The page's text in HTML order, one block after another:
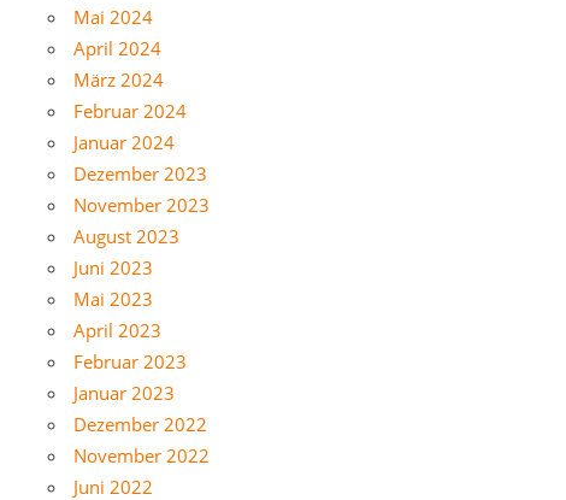
Mai 2024
April 2024
März 2024
Februar 2024
Januar 2024
Dezember 2023
November 2023
August 2023
Juni 2023
Mai 2023
April 2023
Februar 2023
Januar 2023
Dezember 2022
November 2022
Juni 2022